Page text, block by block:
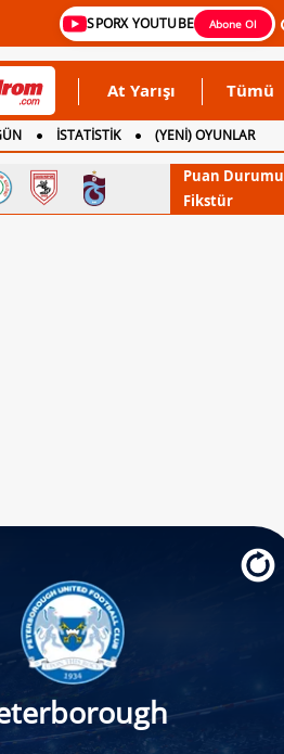
SPORX YOUTUBE Abone Ol
At Yarışı Tümü
İSTATİSTİK (YENİ) OYUNLAR
Puan Durumu
Fikstür